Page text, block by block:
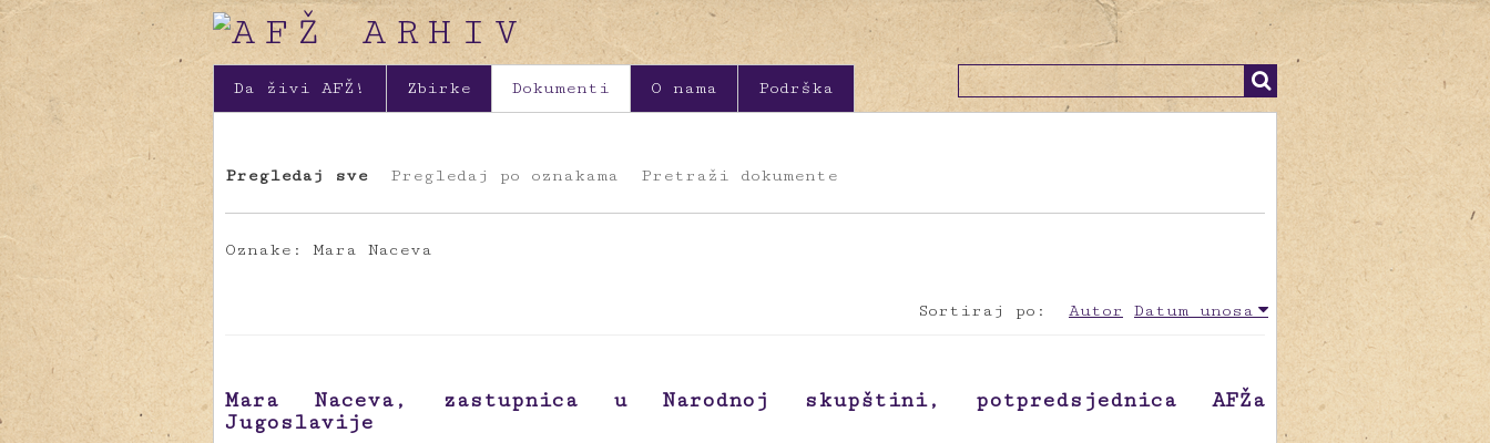
Da živi AFŽ! Zbirke Dokumenti O nama Podrška
Pregledaj sve Pregledaj po oznakama Pretraži dokumente
Oznake: Mara Naceva
Sortiraj po: Autor Datum unosa
Mara Naceva, zastupnica u Narodnoj skupštini, potpredsjednica AFŽa
Jugoslavije